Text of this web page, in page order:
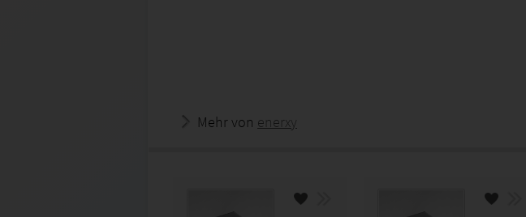
Mehr von enerxy